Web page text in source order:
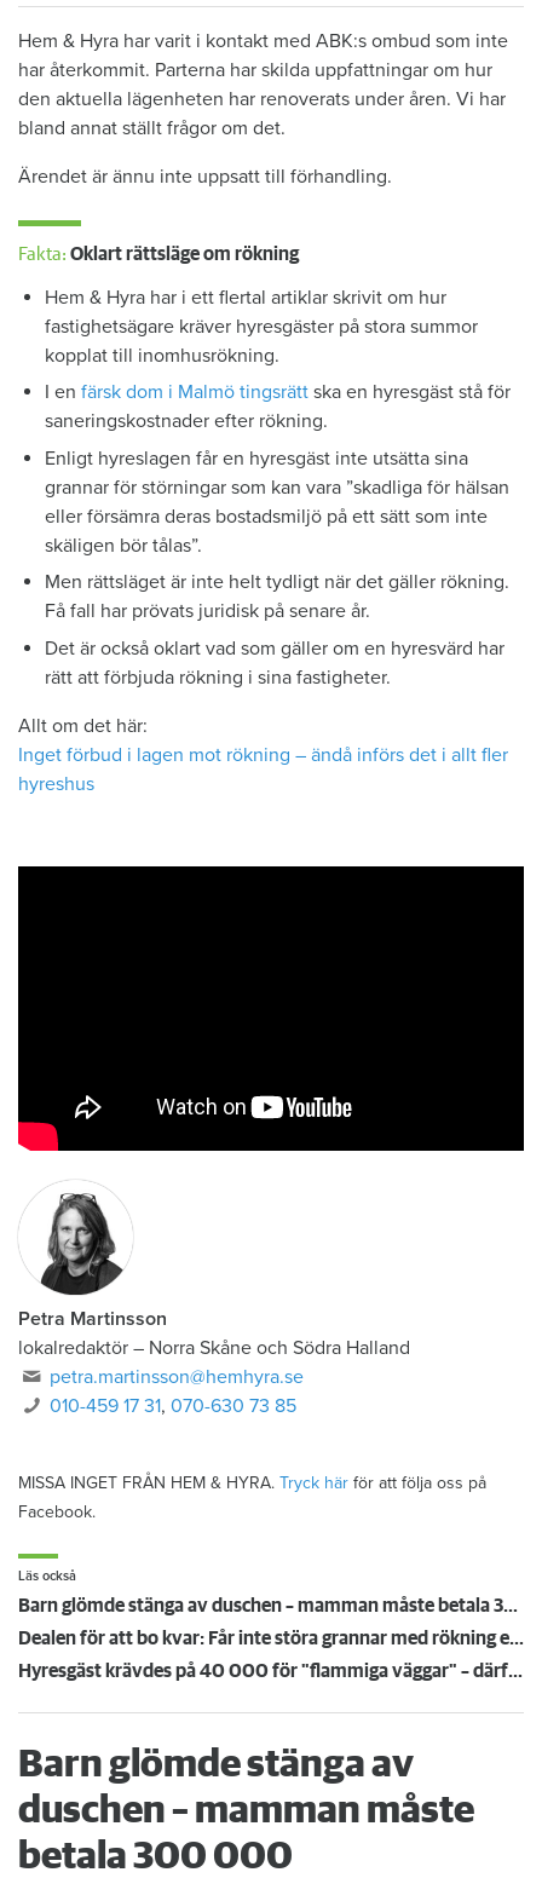
Hem & Hyra har varit i kontakt med ABK:s ombud som inte
har återkommit. Parterna har skilda uppfattningar om hur
den aktuella lägenheten har renoverats under åren. Vi har
bland annat ställt frågor om det.
Ärendet är ännu inte uppsatt till förhandling.
Fakta: Oklart rättsläge om rökning
Hem & Hyra har i ett flertal artiklar skrivit om hur
fastighetsägare kräver hyresgäster på stora summor
kopplat till inomhusrökning.
I en färsk dom i Malmö tingsrätt ska en hyresgäst stå för
saneringskostnader efter rökning.
Enligt hyreslagen får en hyresgäst inte utsätta sina
grannar för störningar som kan vara ”skadliga för hälsan
eller försämra deras bostadsmiljö på ett sätt som inte
skäligen bör tålas”.
Men rättsläget är inte helt tydligt när det gäller rökning.
Få fall har prövats juridisk på senare år.
Det är också oklart vad som gäller om en hyresvärd har
rätt att förbjuda rökning i sina fastigheter.
Allt om det här:
Inget förbud i lagen mot rökning – ändå införs det i allt fler
hyreshus
Petra Martinsson
lokalredaktör – Norra Skåne och Södra Halland
petra.martinsson@hemhyra.se
010-459 17 31,070-630 73 85
MISSA INGET FRÅN HEM & HYRA. Tryck här för att följa oss på
Facebook.
Läs också
Barn glömde stänga av duschen – mamman måste betala 300 000
Dealen för att bo kvar: Får inte störa grannar med rökning eller utsätta dem för brandfara
Hyresgäst krävdes på 40 000 för "flammiga väggar" – därför höll inte värdens bevis i rätten
Barn glömde stänga av
duschen – mamman måste
betala 300 000